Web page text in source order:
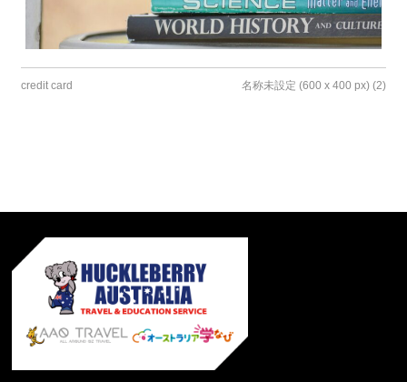
credit card 名称未設定 (600 x 400 px) (2)